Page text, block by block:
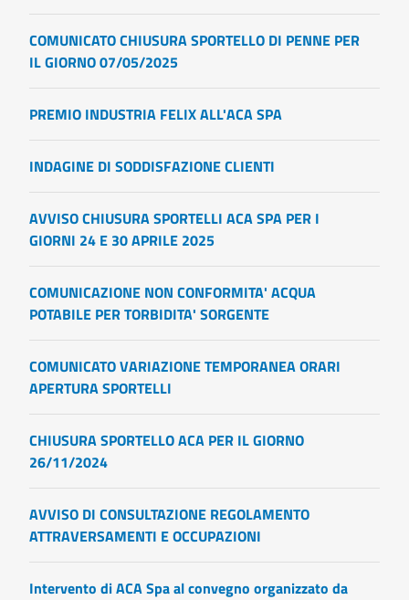
COMUNICATO CHIUSURA SPORTELLO DI PENNE PER
IL GIORNO 07/05/2025
PREMIO INDUSTRIA FELIX ALL'ACA SPA
INDAGINE DI SODDISFAZIONE CLIENTI
AVVISO CHIUSURA SPORTELLI ACA SPA PER I
GIORNI 24 E 30 APRILE 2025
COMUNICAZIONE NON CONFORMITA' ACQUA
POTABILE PER TORBIDITA' SORGENTE
COMUNICATO VARIAZIONE TEMPORANEA ORARI
APERTURA SPORTELLI
CHIUSURA SPORTELLO ACA PER IL GIORNO
26/11/2024
AVVISO DI CONSULTAZIONE REGOLAMENTO
ATTRAVERSAMENTI E OCCUPAZIONI
Intervento di ACA Spa al convegno organizzato da